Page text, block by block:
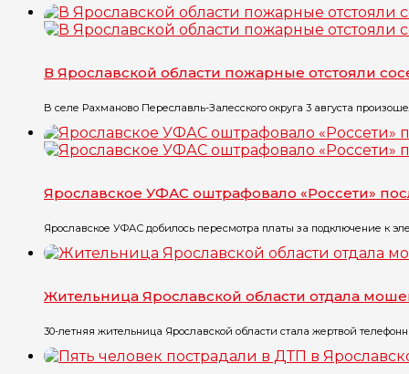
В Ярославской области пожарные отстояли
В селе Рахманово Переславль-Залесского округа 3 августа
Ярославское УФАС оштрафовало «Россети»
Ярославское УФАС добилось пересмотра платы за подключение к
Жительница Ярославской области отдала
30-летняя жительница Ярославской области стала жертвой